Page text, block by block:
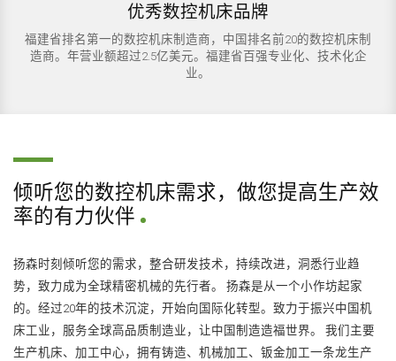
优秀数控机床品牌
福建省排名第一的数控机床制造商，中国排名前20的数控机床制
造商。年营业额超过2.5亿美元。福建省百强专业化、技术化企
业。
倾听您的数控机床需求，做您提高生产效
率的有力伙伴
扬森时刻倾听您的需求，整合研发技术，持续改进，洞悉行业趋
势，致力成为全球精密机械的先行者。 扬森是从一个小作坊起家
的。经过20年的技术沉淀，开始向国际化转型。致力于振兴中国机
床工业，服务全球高品质制造业，让中国制造造福世界。 我们主要
生产机床、加工中心，拥有铸造、机械加工、钣金加工一条龙生产